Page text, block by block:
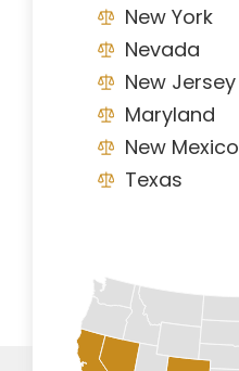
New York
Nevada
New Jersey
Maryland
New Mexico
Texas